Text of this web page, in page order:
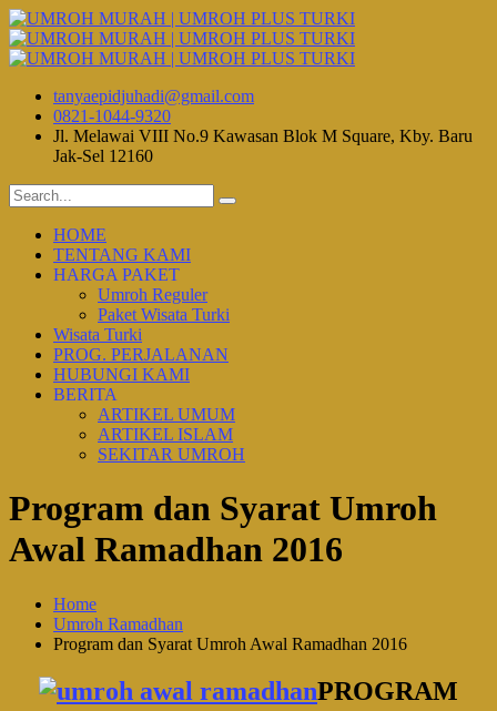
tanyaepidjuhadi@gmail.com
0821-1044-9320
Jl. Melawai VIII No.9 Kawasan Blok M Square, Kby. Baru
Jak-Sel 12160
HOME
TENTANG KAMI
HARGA PAKET
Umroh Reguler
Paket Wisata Turki
Wisata Turki
PROG. PERJALANAN
HUBUNGI KAMI
BERITA
ARTIKEL UMUM
ARTIKEL ISLAM
SEKITAR UMROH
Program dan Syarat Umroh
Awal Ramadhan 2016
Home
Umroh Ramadhan
Program dan Syarat Umroh Awal Ramadhan 2016
PROGRAM